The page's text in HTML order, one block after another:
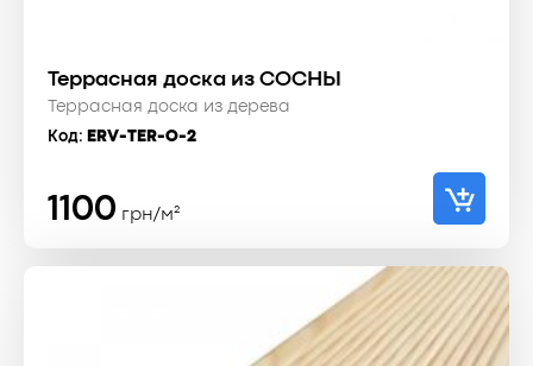
Террасная доска из СОСНЫ
Террасная доска из дерева
Код: ERV-TER-O-2
1100 грн/м²